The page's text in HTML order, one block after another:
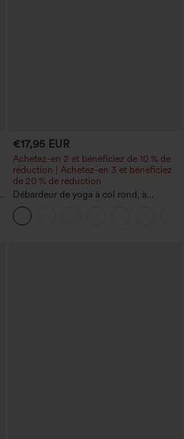
€17,95 EUR
Achetez-en 2 et bénéficiez de 10 % de
réduction | Achetez-en 3 et bénéficiez
de 20 % de réduction
Débardeur de yoga à col rond, à
fronces, effet rafraîchissant - UPF50+